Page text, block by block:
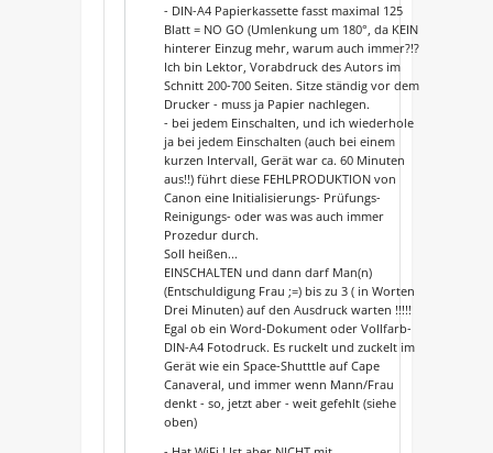
- DIN-A4 Papierkassette fasst maximal 125
Blatt = NO GO (Umlenkung um 180°, da KEIN
hinterer Einzug mehr, warum auch immer?!?
Ich bin Lektor, Vorabdruck des Autors im
Schnitt 200-700 Seiten. Sitze ständig vor dem
Drucker - muss ja Papier nachlegen.
- bei jedem Einschalten, und ich wiederhole
ja bei jedem Einschalten (auch bei einem
kurzen Intervall, Gerät war ca. 60 Minuten
aus!!) führt diese FEHLPRODUKTION von
Canon eine Initialisierungs- Prüfungs-
Reinigungs- oder was was auch immer
Prozedur durch.
Soll heißen...
EINSCHALTEN und dann darf Man(n)
(Entschuldigung Frau ;=) bis zu 3 ( in Worten
Drei Minuten) auf den Ausdruck warten !!!!!
Egal ob ein Word-Dokument oder Vollfarb-
DIN-A4 Fotodruck. Es ruckelt und zuckelt im
Gerät wie ein Space-Shutttle auf Cape
Canaveral, und immer wenn Mann/Frau
denkt - so, jetzt aber - weit gefehlt (siehe
oben)